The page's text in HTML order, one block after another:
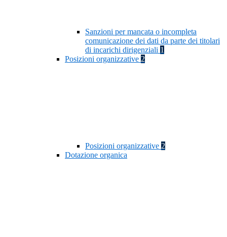
Sanzioni per mancata o incompleta
comunicazione dei dati da parte dei titolari
di incarichi dirigenziali 1
Posizioni organizzative 2
Posizioni organizzative 2
Dotazione organica